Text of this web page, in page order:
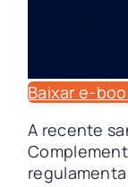
Baixar e-
A recente